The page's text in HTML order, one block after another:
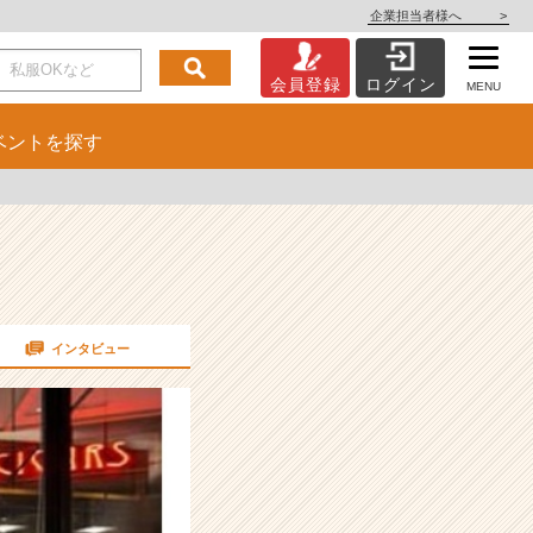
企業担当者様へ >
会員登録 ログイン MENU
ント を探す
インタビュー